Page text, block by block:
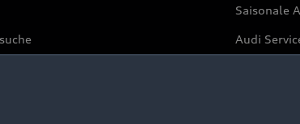
Saisonale
Audi